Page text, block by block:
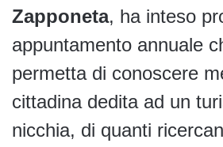
Zapponeta, ha inteso
appuntamento annuale
permetta di conoscere
cittadina dedita ad un
nicchia, di quanti